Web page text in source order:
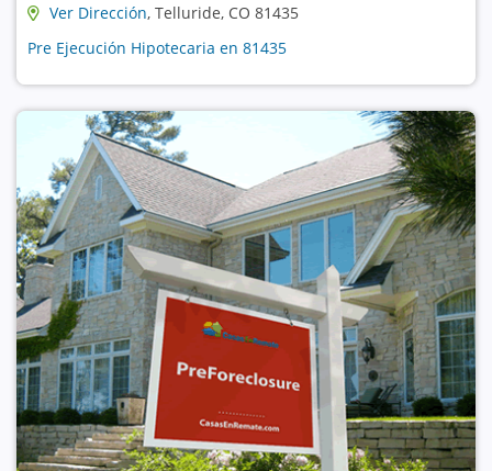
Ver Dirección, Telluride, CO 81435
Pre Ejecución Hipotecaria en 81435